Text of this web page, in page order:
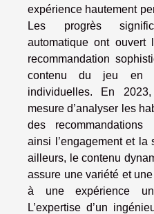
expérience hautement
Les progrès
automatique ont
recommandation
contenu du jeu en
individuelles. En
mesure d’analyser les
des recommandations
ainsi l’engagement et la
ailleurs, le contenu
assure une variété et
à une expérience
L’expertise d’un